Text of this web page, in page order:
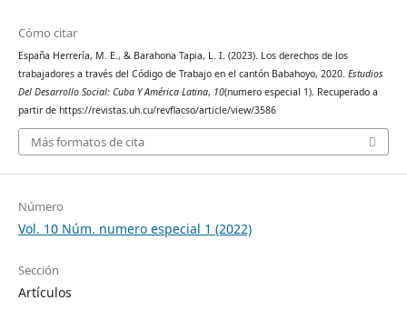
Cómo citar
España Herrería, M. E., & Barahona Tapia, L. I. (2023). Los derechos de los
trabajadores a través del Código de Trabajo en el cantón Babahoyo, 2020. Estudios
Del Desarrollo Social: Cuba Y América Latina, 10(numero especial 1). Recuperado a
partir de https://revistas.uh.cu/revflacso/article/view/3586
Más formatos de cita
Número
Vol. 10 Núm. numero especial 1 (2022)
Sección
Artículos